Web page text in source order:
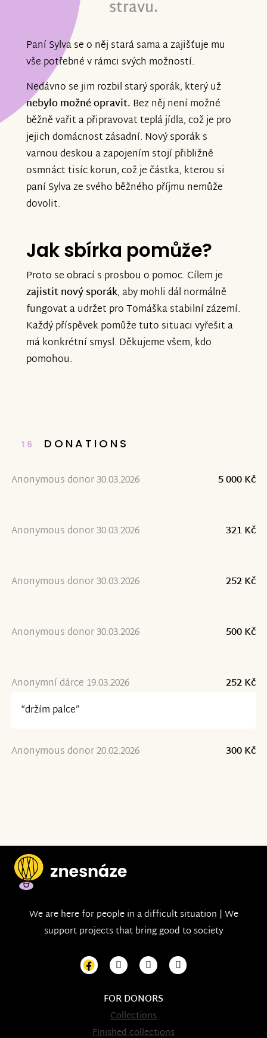
stravu.
Paní Sylva se o něj stará sama a zajišťuje mu
vše potřebné v rámci svých možností.
Nedávno se jim rozbil starý sporák, který už
nebylo možné opravit. Bez něj není možné
běžně vařit a připravovat teplá jídla, což je pro
jejich domácnost zásadní. Nový sporák s
varnou deskou a zapojením stojí přibližně
osmnáct tisíc korun, což je částka, kterou si
paní Sylva ze svého běžného příjmu nemůže
dovolit.
Jak sbírka pomůže?
Proto se obrací s prosbou o pomoc. Cílem je
zajistit nový sporák, aby mohli dál normálně
fungovat a udržet pro Tomáška stabilní zázemí.
Každý příspěvek pomůže tuto situaci vyřešit a
má konkrétní smysl. Děkujeme všem, kdo
pomohou.
16 DONATIONS
Anonymous donor 30.03.2026 5 000 Kč
Anonymous donor 30.03.2026 321 Kč
Anonymous donor 30.03.2026 252 Kč
Anonymous donor 30.03.2026 500 Kč
Anonymní dárce 19.03.2026
252 Kč
“držím palce”
Anonymous donor 20.02.2026 300 Kč
We are here for people in a difficult situation | We
support projects that bring good to society
FOR DONORS
Collections
Finished collections